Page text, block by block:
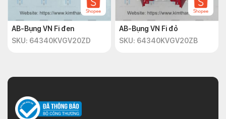
AB-Bụng VN Fi đen
SKU: 64340KVGV20ZD
AB-Bụng VN Fi đỏ
SKU: 64340KVGV20ZB